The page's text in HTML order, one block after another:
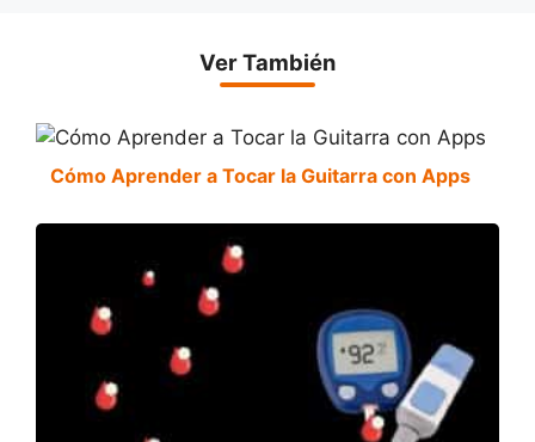
Ver También
Cómo Aprender a Tocar la Guitarra con Apps